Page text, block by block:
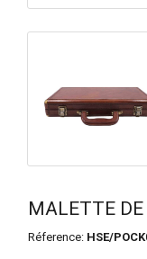
MALETTE DE
Réference: HSE/